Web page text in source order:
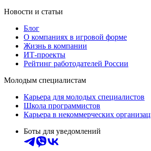
Новости и статьи
Блог
О компаниях в игровой форме
Жизнь в компании
ИТ-проекты
Рейтинг работодателей России
Молодым специалистам
Карьера для молодых специалистов
Школа программистов
Карьера в некоммерческих
Боты для уведомлений